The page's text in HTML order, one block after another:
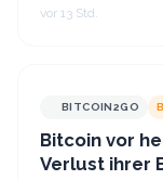
vor 13 Std.
BITCOIN2GO
Bitcoin vor
Verlust ihrer